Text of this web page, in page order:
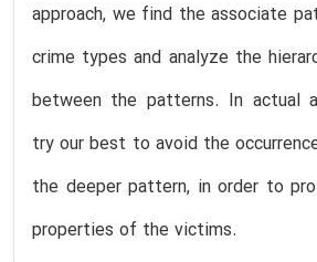
approach, we find the associate
crime types and analyze the
between the patterns. In actual
try our best to avoid the
the deeper pattern, in order to
properties of the victims.